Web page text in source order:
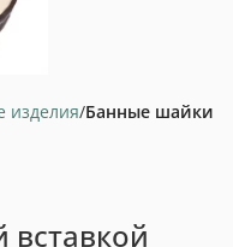
изделия Банные шайки
вставкой